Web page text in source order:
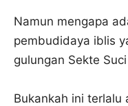
Namun mengapa
pembudidaya iblis
gulungan Sekte
Bukankah ini terlalu